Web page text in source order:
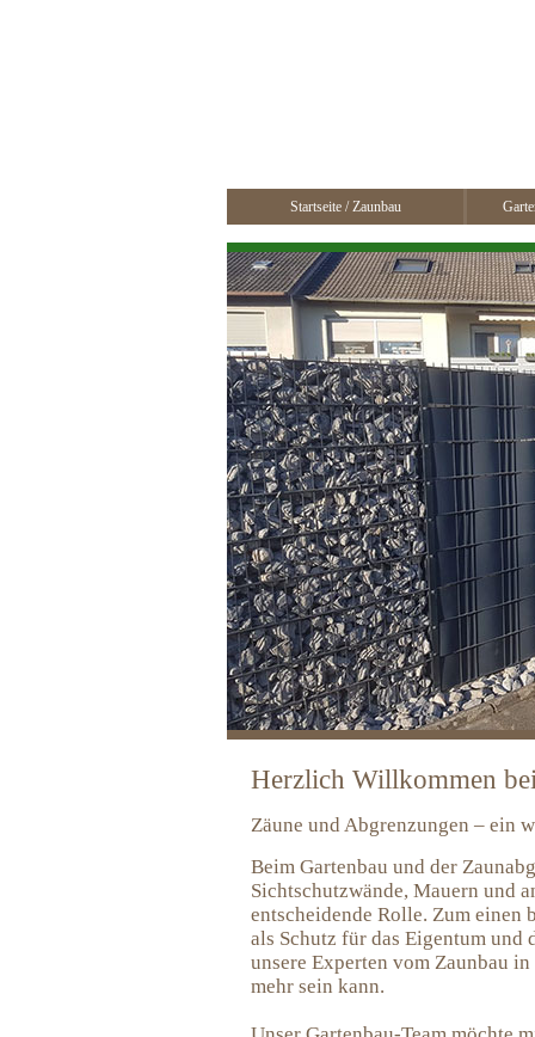
Startseite / Zaunbau
Herzlich Willkommen
Zäune und Abgrenzungen – ein
Beim Gartenbau und der
Sichtschutzwände, Mauern und
entscheidende Rolle. Zum einen
als Schutz für das Eigentum und
unsere Experten vom Zaunbau
mehr sein kann.